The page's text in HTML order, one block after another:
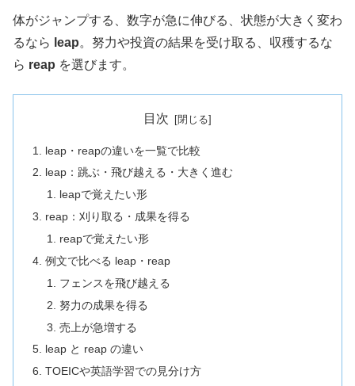
体がジャンプする、数字が急に伸びる、状態が大きく変わ
るなら leap。努力や投資の結果を受け取る、収穫するな
ら reap を選びます。
目次
leap・reapの違いを一覧で比較
leap：跳ぶ・飛び越える・大きく進む
leapで覚えたい形
reap：刈り取る・成果を得る
reapで覚えたい形
例文で比べる leap・reap
フェンスを飛び越える
努力の成果を得る
売上が急増する
leap と reap の違い
TOEICや英語学習での見分け方